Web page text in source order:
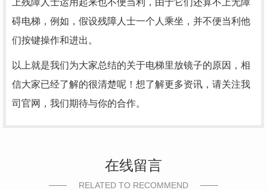
上残障人士运用起来也不便当利，由于它们还算不上无障
碍电梯，例如，假设残障人士一个人乘坐，并不便当利他
们按键操作和进出。
以上就是我们为大家总结的关于电梯里放镜子的原因，相
信大家已经了解的很清楚呢！想了解更多资讯，请关注我
司官网，我们期待与你的合作。
在线留言
RELATED TO RECOMMEND